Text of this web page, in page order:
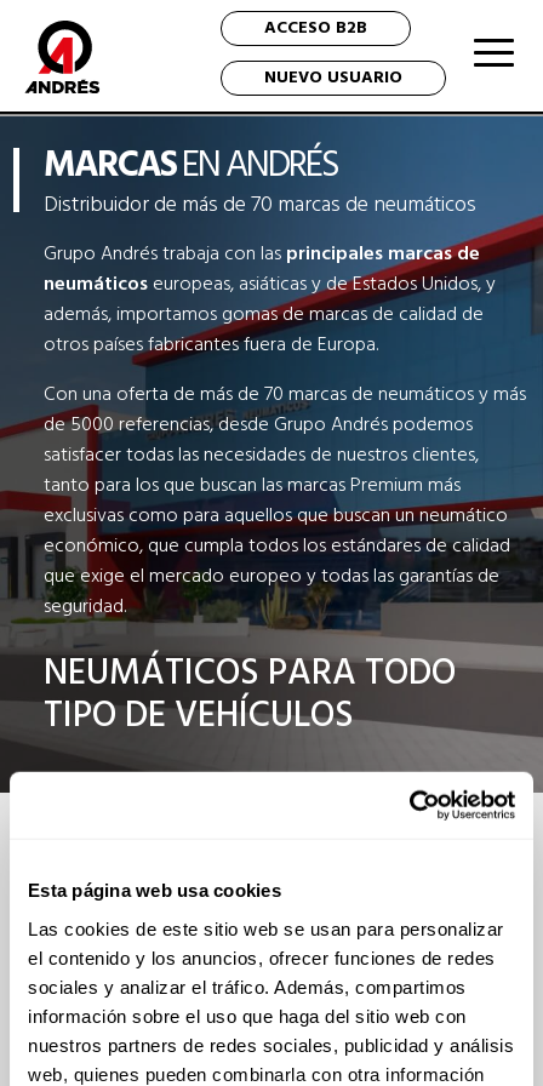
Esta página web usa cookies
Las cookies de este sitio web se usan para personalizar
el contenido y los anuncios, ofrecer funciones de redes
sociales y analizar el tráfico. Además, compartimos
información sobre el uso que haga del sitio web con
nuestros partners de redes sociales, publicidad y análisis
web, quienes pueden combinarla con otra información
ACCESO B2B
NUEVO USUARIO
MARCASEN ANDRÉS
Distribuidor de más de 70 marcas de neumáticos
Grupo Andrés trabaja con lasprincipales marcas de
neumáticoseuropeas, asiáticas y de Estados Unidos, y
además, importamos gomas de marcas de calidad de
otros países fabricantes fuera de Europa.
Con una oferta de más de 70 marcas de neumáticos y más
de 5000 referencias, desde Grupo Andrés podemos
satisfacer todas las necesidades de nuestros clientes,
tanto para los que buscan las marcas Premium más
exclusivas como para aquellos que buscan un neumático
económico, que cumpla todos los estándares de calidad
que exige el mercado europeo y todas las garantías de
seguridad.
NEUMÁTICOS PARA TODO
TIPO DE VEHÍCULOS
DISTRIBUIDOROFICIAL
Distribuimos en exclusiva las marcas
TODAS